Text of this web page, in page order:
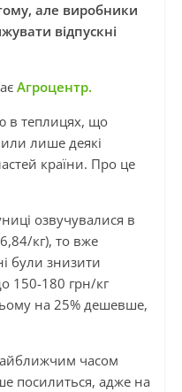
але виробники
відпускні
Агроцентр.
в теплицях, що
лише деякі
країни. Про це
озвучувалися в
кг), то вже
були знизити
150-180 грн/кг
на 25% дешевше,
часом
посилиться, адже на